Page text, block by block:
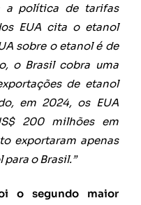
a política de tarifas
EUA cita o etanol
sobre o etanol é de
o Brasil cobra uma
de etanol
em 2024, os EUA
200 milhões em
exportaram apenas
para o Brasil.”
o segundo maior